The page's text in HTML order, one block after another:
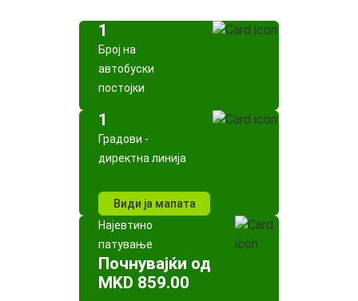
1
Број на
автобуски
постојки
1
Градови -
директна линија
Види ја мапата
Најевтино
патување
Почнувајќи од
MKD 859.00